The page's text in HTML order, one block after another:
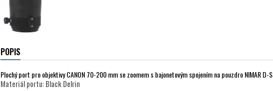
POPIS
Plochý port pro objektivy CANON 70-200 mm se zoomem s bajonetovým spojením na pouzdro NIMAR
Materiál portu: Black Delrin